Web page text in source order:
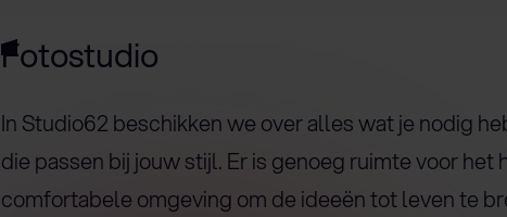
Fotostudio
In Studio62 beschikken we over alles wat je nodig
die passen bij jouw stijl. Er is genoeg ruimte voor
comfortabele omgeving om de ideeën tot leven te